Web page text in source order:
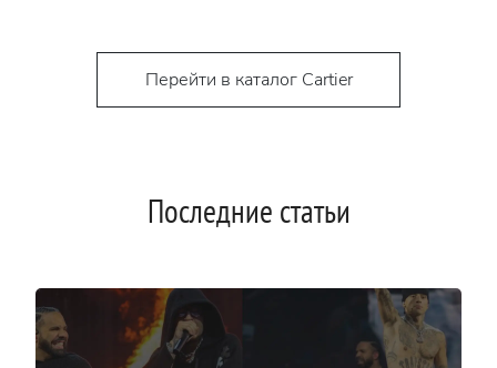
Перейти в каталог Cartier
Последние статьи